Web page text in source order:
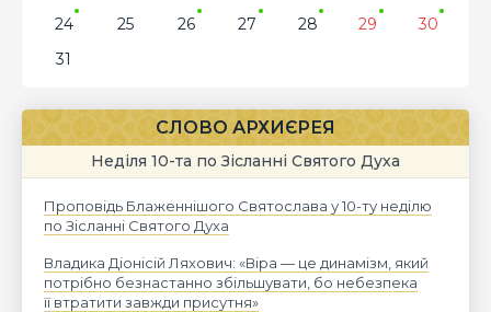
24
25 26 27 28 29
30
31
СЛОВО АРХИЄРЕЯ
Неділя 10-та по Зісланні Святого Духа
Проповідь Блаженнішого Святослава у 10-ту неділю
по Зісланні Святого Духа
Владика Діонісій Ляхович: «Віра — це динамізм, який
потрібно безнастанно збільшувати, бо небезпека
її втратити завжди присутня»